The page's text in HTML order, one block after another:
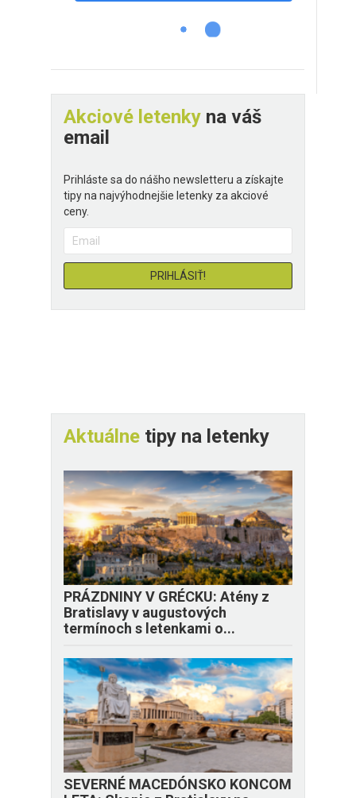
Akciové letenky na váš
email
Prihláste sa do nášho newsletteru a získajte
tipy na najvýhodnejšie letenky za akciové
ceny.
Aktuálne tipy na letenky
PRÁZDNINY V GRÉCKU: Atény z
Bratislavy v augustových
termínoch s letenkami o...
SEVERNÉ MACEDÓNSKO KONCOM